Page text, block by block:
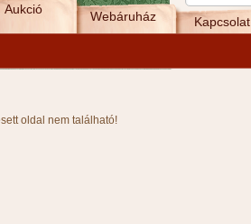
Aukció Webáruház Kapcsolat
oldal nem található!